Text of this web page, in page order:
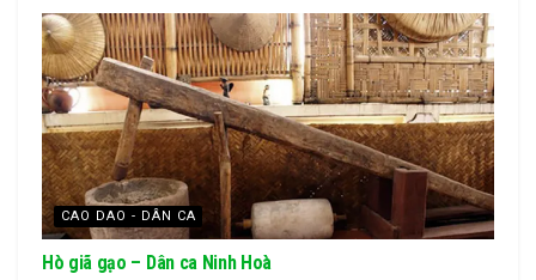
CAO DAO - DÂN CA
Hò giã gạo – Dân ca Ninh Hoà